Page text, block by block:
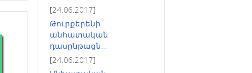
[24.06.2017]
Թուրքերենի
անհատական
դասընթացն...
[24.06.2017]